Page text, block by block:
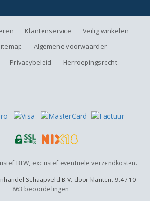
Klantenservice
Veilig winkelen
Algemene voorwaarden
Privacybeleid Herroepingsrecht
BTW, exclusief eventuele verzendkosten.
Schaapveld B.V. door klanten: 9.4/ 10 -
863 beoordelingen